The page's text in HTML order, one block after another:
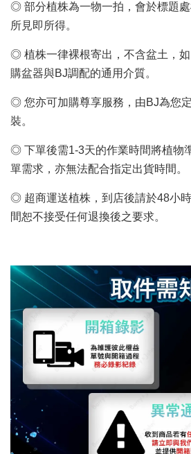
◎ 部分植株為一物一拍，會於標題
所見即所得。
◎ 植株一律裸根寄出，不含盆土，
購盆器與BJ調配的通用介質。
◎ 您亦可加購尊享服務，由BJ為您
裝。
◎ 下單後需1-3天的作業時間將植物
單需求，亦無法配合指定出貨時間。
◎ 超商運送植株，到店後請於48小
間恕不接受任何退換後之要求。